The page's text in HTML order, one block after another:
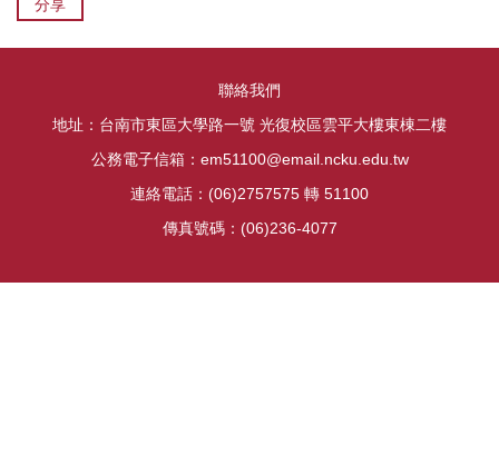
分享
聯絡我們
地址：台南市東區大學路一號 光復校區雲平大樓東棟二樓
公務電子信箱：em51100@email.ncku.edu.tw
連絡電話：(06)2757575 轉 51100
傳真號碼：(06)236-4077